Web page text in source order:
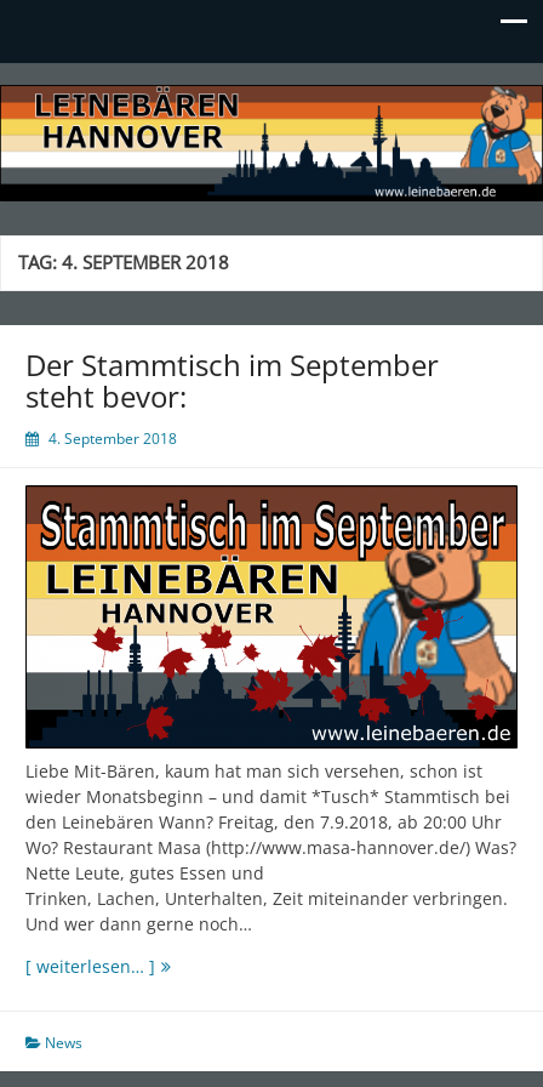
LEINEBÄREN Hannover
TAG:4. SEPTEMBER 2018
Der Stammtisch im September
steht bevor:
4. September 2018
Liebe Mit-Bären, kaum hat man sich versehen, schon ist
wieder Monatsbeginn – und damit *Tusch* Stammtisch bei
den Leinebären Wann? Freitag, den 7.9.2018, ab 20:00 Uhr
Wo? Restaurant Masa (http://www.masa-hannover.de/) Was?
Nette Leute, gutes Essen und
Trinken, Lachen, Unterhalten, Zeit miteinander verbringen.
Und wer dann gerne noch…
[ weiterlesen… ] Der
steht
News